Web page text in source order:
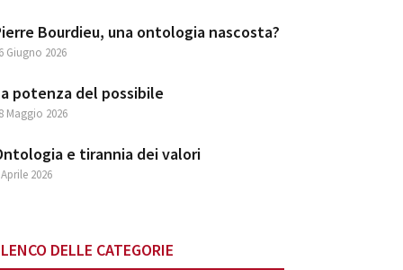
Bourdieu, una ontologia nascosta?
Giugno 2026
potenza del possibile
Maggio 2026
e tirannia dei valori
2026
DELLE CATEGORIE